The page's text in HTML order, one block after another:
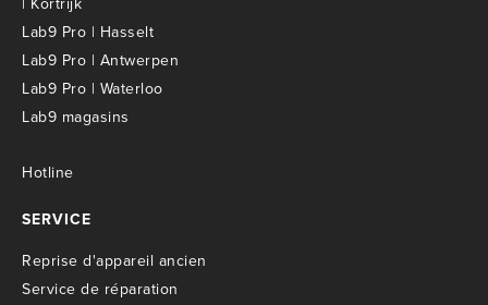
Lab9 Pro | Hasselt
Lab9 Pro | Antwerpen
Lab9 Pro | Waterloo
Lab9 magasins
Hotline
SERVICE
Reprise d'appareil ancien
Service de réparation